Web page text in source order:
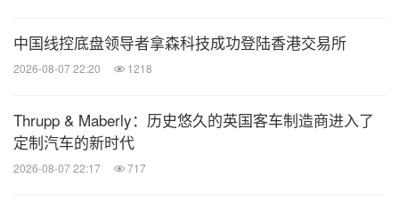
中国线控底盘领导者拿森科技成功登陆香港交易所
2026-08-07 22:20 1218
Thrupp & Maberly：历史悠久的英国客车制造商进入了
定制汽车的新时代
2026-08-07 22:17 717